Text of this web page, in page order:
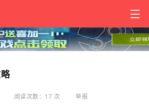
阅读次数：17 次 举报